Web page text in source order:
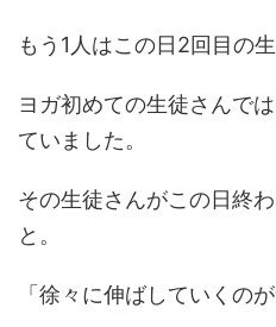
もう1人はこの日2回目の生
ヨガ初めての生徒さんで
ていました。
その生徒さんがこの日終
と。
「徐々に伸ばしていくの